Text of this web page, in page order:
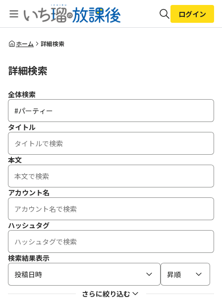
全体検索
ログイン
ホーム 詳細検索
詳細検索
全体検索
タイトル
本文
アカウント名
ハッシュタグ
検索結果表示
投稿日時
昇順
さらに絞り込む